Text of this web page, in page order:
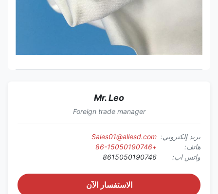
Mr. Leo
Foreign trade manager
بريد إلكتروني: Sales01@allesd.com
هاتف:
+86-15050190746
واتس اب:
8615050190746
الاستفسار الآن